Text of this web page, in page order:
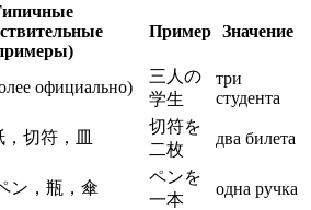
Пример Значение
официально)
三人の
学生
три
студента
，切符，皿
切符を
二枚
два билета
ン，瓶，傘
ペンを
一本
одна ручка